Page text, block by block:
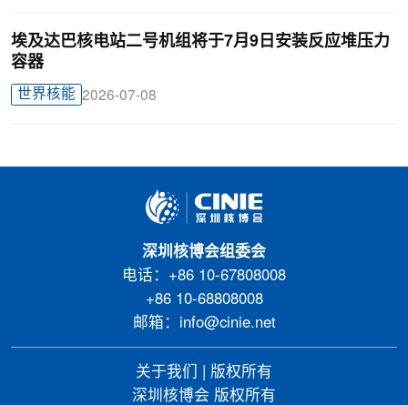
埃及达巴核电站二号机组将于7月9日安装反应堆压力
容器
世界核能 2026-07-08
深圳核博会组委会
电话：+86 10-67808008
+86 10-68808008
邮箱：info@cinie.net
关于我们
版权所有
深圳核博会 版权所有